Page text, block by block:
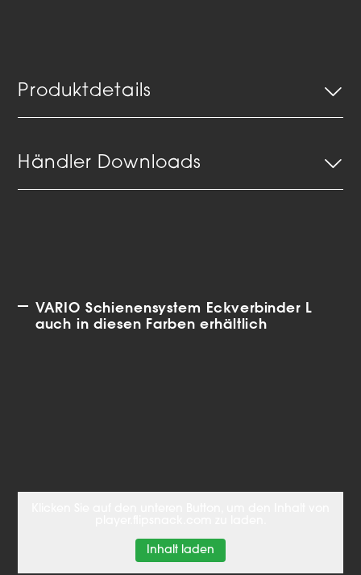
Produktdetails
Händler Downloads
VARIO Schienensystem Eckverbinder L
auch in diesen Farben erhältlich
Inhalt laden